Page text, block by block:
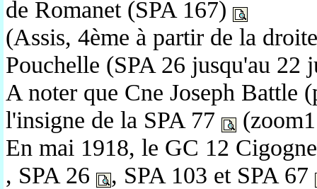
de Romanet (SPA 167)
(Assis, 4ème à partir de la
Pouchelle (SPA 26 jusqu'au 22
A noter que Cne Joseph Battle
l'insigne de la SPA 77
En mai 1918, le GC 12
, SPA 26
, SPA 103 et SPA 67